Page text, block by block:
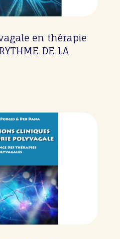
en thérapie
DE LA